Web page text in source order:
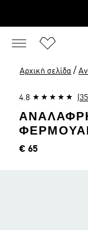
Αρχική σελίδα /
4.8
Τιμή
€ 65